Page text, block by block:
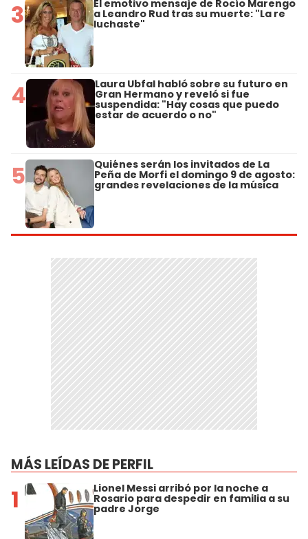
3 El emotivo mensaje de Rocío Marengo
a Leandro Rud tras su muerte: "La re
luchaste"
4 Laura Ubfal habló sobre su futuro en
Gran Hermano y reveló si fue
suspendida: "Hay cosas que puedo
estar de acuerdo o no"
5 Quiénes serán los invitados de La
Peña de Morfi el domingo 9 de agosto:
grandes revelaciones de la música
MÁS LEÍDAS DE PERFIL
1 Lionel Messi arribó por la noche a
Rosario para despedir en familia a su
padre Jorge